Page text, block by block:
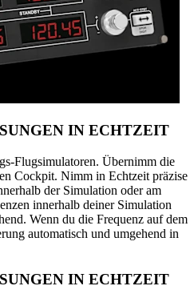
IN ECHTZEIT
Flugsimulatoren. Übernimm die
Cockpit. Nimm in Echtzeit präzise
der Simulation oder am
innerhalb deiner Simulation
Wenn du die Frequenz auf dem
automatisch und umgehend in
IN ECHTZEIT